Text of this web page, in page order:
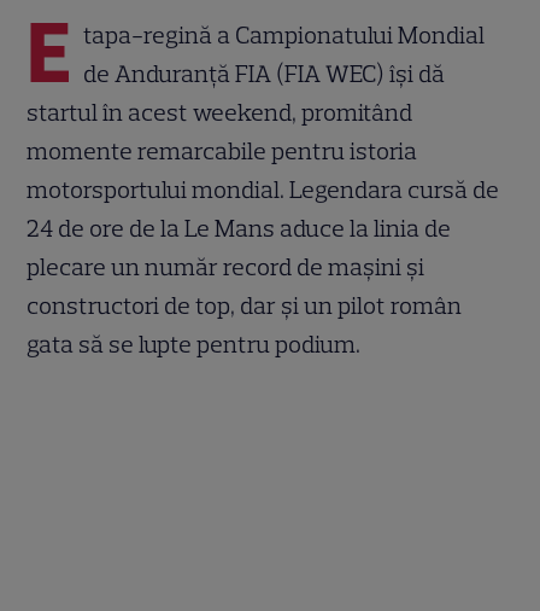
E tapa-regină a Campionatului Mondial
de Anduranță FIA (FIA WEC) își dă
startul în acest weekend, promitând
momente remarcabile pentru istoria
motorsportului mondial. Legendara cursă de
24 de ore de la Le Mans aduce la linia de
plecare un număr record de mașini și
constructori de top, dar și un pilot român
gata să se lupte pentru podium.